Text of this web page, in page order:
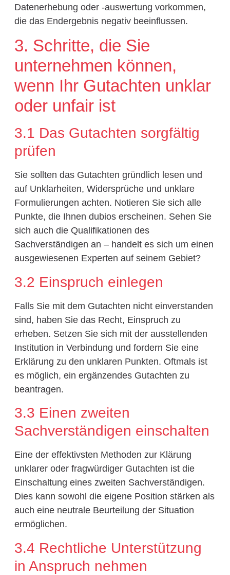
Datenerhebung oder -auswertung vorkommen,
die das Endergebnis negativ beeinflussen.
3. Schritte, die Sie
unternehmen können,
wenn Ihr Gutachten unklar
oder unfair ist
3.1 Das Gutachten sorgfältig
prüfen
Sie sollten das Gutachten gründlich lesen und
auf Unklarheiten, Widersprüche und unklare
Formulierungen achten. Notieren Sie sich alle
Punkte, die Ihnen dubios erscheinen. Sehen Sie
sich auch die Qualifikationen des
Sachverständigen an – handelt es sich um einen
ausgewiesenen Experten auf seinem Gebiet?
3.2 Einspruch einlegen
Falls Sie mit dem Gutachten nicht einverstanden
sind, haben Sie das Recht, Einspruch zu
erheben. Setzen Sie sich mit der ausstellenden
Institution in Verbindung und fordern Sie eine
Erklärung zu den unklaren Punkten. Oftmals ist
es möglich, ein ergänzendes Gutachten zu
beantragen.
3.3 Einen zweiten
Sachverständigen einschalten
Eine der effektivsten Methoden zur Klärung
unklarer oder fragwürdiger Gutachten ist die
Einschaltung eines zweiten Sachverständigen.
Dies kann sowohl die eigene Position stärken als
auch eine neutrale Beurteilung der Situation
ermöglichen.
3.4 Rechtliche Unterstützung
in Anspruch nehmen